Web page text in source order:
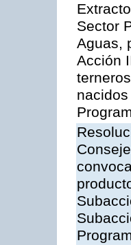
Sector
Aguas,
Acción